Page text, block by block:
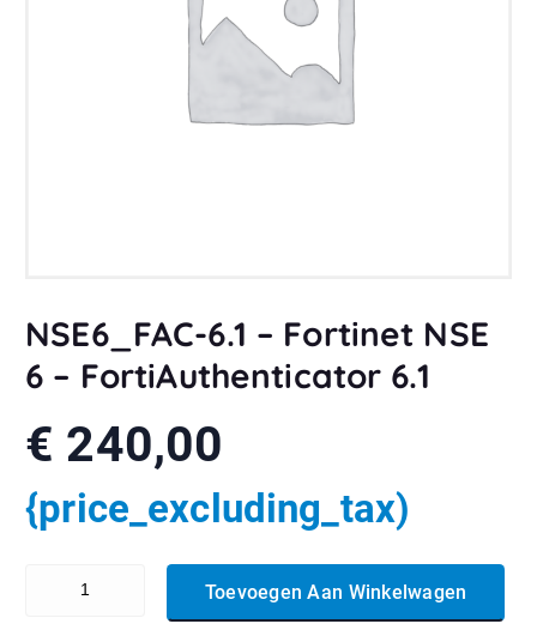
NSE6_FAC-6.1 – Fortinet NSE
6 – FortiAuthenticator 6.1
€ 240,00
{price_excluding_tax)
Toevoegen Aan Winkelwagen